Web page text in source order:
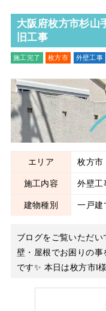
大阪府枚方市杉
旧工事
施工完了 枚方市
外壁工事
エリア 枚方市
施工内容 外壁工
建物種別 一戸建
ブログをご覧いただ
壁・屋根でお困りの
です✨ 本日は枚方市I
ご紹介します。雨漏